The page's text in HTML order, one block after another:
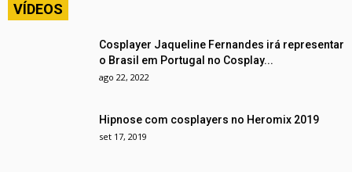
VÍDEOS
Cosplayer Jaqueline Fernandes irá representar
o Brasil em Portugal no Cosplay...
ago 22, 2022
Hipnose com cosplayers no Heromix 2019
set 17, 2019